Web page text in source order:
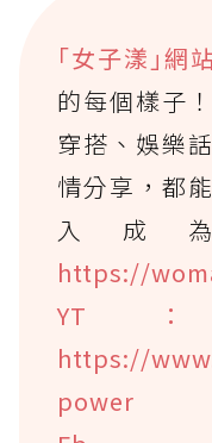
｢女子漾｣網站
的每個樣子
穿搭、娛樂
情分享，都
入成
https://
YT
https://
power